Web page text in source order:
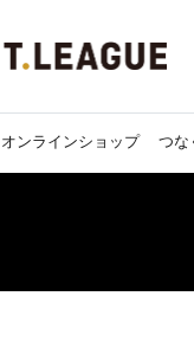
オンラインショップ つな